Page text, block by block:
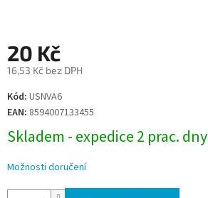
20 Kč
16,53 Kč bez DPH
Měrná
cena:
Kód: USNVA6
EAN: 8594007133455
Skladem - expedice 2 prac. dny
Možnosti doručení